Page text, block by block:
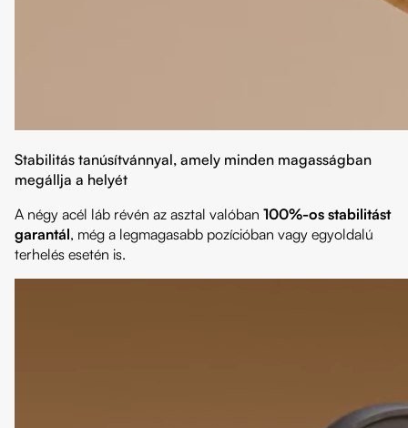
Stabilitás tanúsítvánnyal, amely minden magasságban
megállja a helyét
A négy acél láb révén az asztal valóban 100%-os stabilitást
garantál, még a legmagasabb pozícióban vagy egyoldalú
terhelés esetén is.